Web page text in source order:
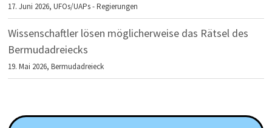
17. Juni 2026,UFOs/UAPs - Regierungen
Wissenschaftler lösen möglicherweise das Rätsel des
Bermudadreiecks
19. Mai 2026,Bermudadreieck